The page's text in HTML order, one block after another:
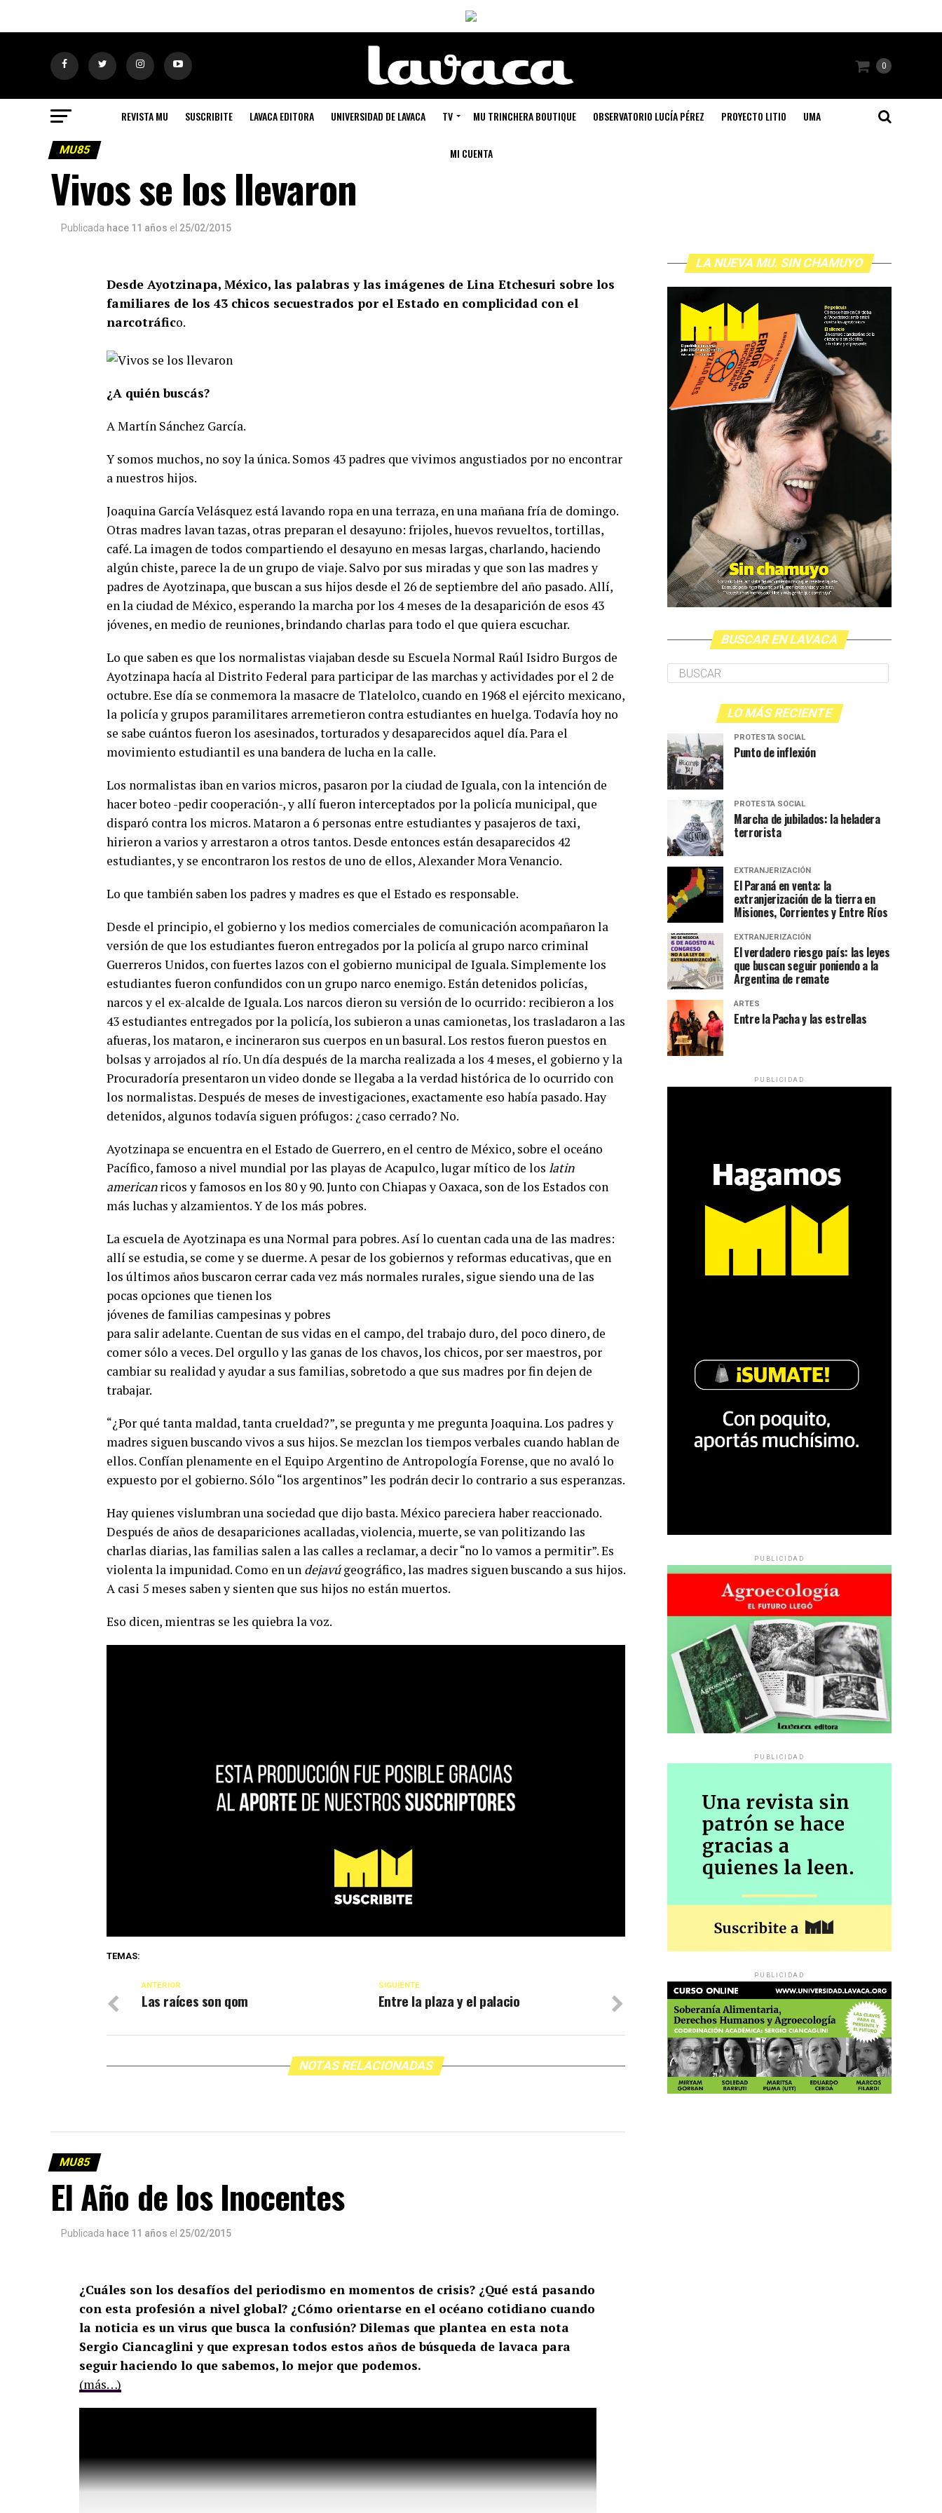
0
REVISTA MU SUSCRIBITE LAVACA EDITORA UNIVERSIDAD DE LAVACA TV MU TRINCHERA BOUTIQUE OBSERVATORIO LUCÍA PÉREZ PROYECTO LITIO UMA
MI CUENTA
MU85
Vivos se los llevaron
Publicada hace 11 años el 25/02/2015
Desde Ayotzinapa, México, las palabras y las imágenes de Lina Etchesuri sobre los
familiares de los 43 chicos secuestrados por el Estado en complicidad con el
narcotráfico.
¿A quién buscás?
A Martín Sánchez García.
Y somos muchos, no soy la única. Somos 43 padres que vivimos angustiados por no encontrar
a nuestros hijos.
Joaquina García Velásquez está lavando ropa en una terraza, en una mañana fría de domingo.
Otras madres lavan tazas, otras preparan el desayuno: frijoles, huevos revueltos, tortillas,
café. La imagen de todos compartiendo el desayuno en mesas largas, charlando, haciendo
algún chiste, parece la de un grupo de viaje. Salvo por sus miradas y que son las madres y
padres de Ayotzinapa, que buscan a sus hijos desde el 26 de septiembre del año pasado. Allí,
en la ciudad de México, esperando la marcha por los 4 meses de la desaparición de esos 43
jóvenes, en medio de reuniones, brindando charlas para todo el que quiera escuchar.
Lo que saben es que los normalistas viajaban desde su Escuela Normal Raúl Isidro Burgos de
Ayotzinapa hacía al Distrito Federal para participar de las marchas y actividades por el 2 de
octubre. Ese día se conmemora la masacre de Tlatelolco, cuando en 1968 el ejército mexicano,
la policía y grupos paramilitares arremetieron contra estudiantes en huelga. Todavía hoy no
se sabe cuántos fueron los asesinados, torturados y desaparecidos aquel día. Para el
movimiento estudiantil es una bandera de lucha en la calle.
Los normalistas iban en varios micros, pasaron por la ciudad de Iguala, con la intención de
hacer boteo -pedir cooperación-, y allí fueron interceptados por la policía municipal, que
disparó contra los micros.Mataron a 6 personas entre estudiantes y pasajeros de taxi,
hirieron a varios y arrestaron a otros tantos. Desde entonces están desaparecidos 42
estudiantes, y se encontraron los restos de uno de ellos, Alexander Mora Venancio.
Lo que también saben los padres y madres es que el Estado es responsable.
Desde el principio, el gobierno y los medios comerciales de comunicación acompañaron la
versión de que los estudiantes fueron entregados por la policía al grupo narco criminal
Guerreros Unidos, con fuertes lazos con el gobierno municipal de Iguala. Simplemente los
estudiantes fueron confundidos con un grupo narco enemigo. Están detenidos policías,
narcos y el ex-alcalde de Iguala. Los narcos dieron su versión de lo ocurrido: recibieron a los
43 estudiantes entregados por la policía, los subieron a unas camionetas, los trasladaron a las
afueras, los mataron, e incineraron sus cuerpos en un basural. Los restos fueron puestos en
bolsas y arrojados al río. Un día después de la marcha realizada a los 4 meses, el gobierno y la
Procuradoría presentaron un video donde se llegaba a la verdad histórica de lo ocurrido con
los normalistas. Después de meses de investigaciones, exactamente eso había pasado. Hay
detenidos, algunos todavía siguen prófugos: ¿caso cerrado? No.
Ayotzinapa se encuentra en el Estado de Guerrero, en el centro de México, sobre el oceáno
Pacífico, famoso a nivel mundial por las playas de Acapulco, lugar mítico de los latin
americanricos y famosos en los 80 y 90. Junto con Chiapas y Oaxaca, son de los Estados con
más luchas y alzamientos. Y de los más pobres.
La escuela de Ayotzinapa es una Normal para pobres. Así lo cuentan cada una de las madres:
allí se estudia, se come y se duerme.A pesar de los gobiernos y reformas educativas, que en
los últimos años buscaron cerrar cada vez más normales rurales, sigue siendo una de las
pocas opciones que tienen los
jóvenes de familias campesinas y pobres
para salir adelante. Cuentan de sus vidas en el campo, del trabajo duro, del poco dinero, de
comer sólo a veces. Del orgullo y las ganas de los chavos, los chicos, por ser maestros, por
cambiar su realidad y ayudar a sus familias, sobretodo a que sus madres por fin dejen de
trabajar.
“¿Por qué tanta maldad, tanta crueldad?”, se pregunta y me pregunta Joaquina. Los padres y
madres siguen buscando vivos a sus hijos. Se mezclan los tiempos verbales cuando hablan de
ellos. Confían plenamente en el Equipo Argentino de Antropología Forense, que no avaló lo
expuesto por el gobierno. Sólo “los argentinos” les podrán decir lo contrario a sus esperanzas.
Hay quienes vislumbran una sociedad que dijo basta. México pareciera haber reaccionado.
Después de años de desapariciones acalladas, violencia, muerte, se van politizando las
charlas diarias, las familias salen a las calles a reclamar, a decir “no lo vamos a permitir”. Es
violenta la impunidad. Como en un dejavúgeográfico, las madres siguen buscando a sus hijos.
A casi 5 meses saben y sienten que sus hijos no están muertos.
Eso dicen, mientras se les quiebra la voz.
TEMAS:
SIGUIENTE
Entre la plaza y el palacio
ANTERIOR
Las raíces son qom
NOTAS RELACIONADAS
MU85
El Año de los Inocentes
Publicada hace 11 años el 25/02/2015
¿Cuáles son los desafíos del periodismo en momentos de crisis? ¿Qué está pasando
con esta profesión a nivel global? ¿Cómo orientarse en el océano cotidiano cuando
la noticia es un virus que busca la confusión? Dilemas que plantea en esta nota
Sergio Ciancaglini y que expresan todos estos años de búsqueda de lavaca para
seguir haciendo lo que sabemos, lo mejor que podemos.
(más…)
LA NUEVA MU. SIN CHAMUYO
BUSCAR EN LAVACA
LO MÁS RECIENTE
PROTESTA SOCIAL
Punto de inflexión
PROTESTA SOCIAL
Marcha de jubilados: la heladera
terrorista
EXTRANJERIZACIÓN
El Paraná en venta: la
extranjerización de la tierra en
Misiones, Corrientes y Entre Ríos
EXTRANJERIZACIÓN
El verdadero riesgo país: las leyes
que buscan seguir poniendo a la
Argentina de remate
ARTES
Entre la Pacha y las estrellas
PUBLICIDAD
PUBLICIDAD
PUBLICIDAD
PUBLICIDAD